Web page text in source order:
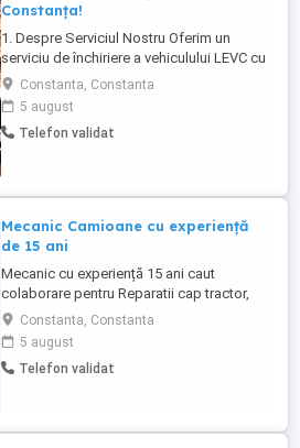
Constanța!
1. Despre Serviciul Nostru Oferim un
serviciu de închiriere a vehiculului LEVC cu
șofer, ideal pentru a explora frumusețile
Constanței în confort și siguranță. 2.
Beneficii Accesibilitate: Vehiculul este
dotat cu rampă pentru persoane cu
Constanta, Constanta
5 august
Telefon validat
Mecanic Camioane cu experiență
de 15 ani
Mecanic cu experiență 15 ani caut
colaborare pentru Reparatii cap tractor,
semi remorca. Disponibil pe raza județului
Ialomița, Constanța Călărași.
Constanta, Constanta
5 august
Telefon validat